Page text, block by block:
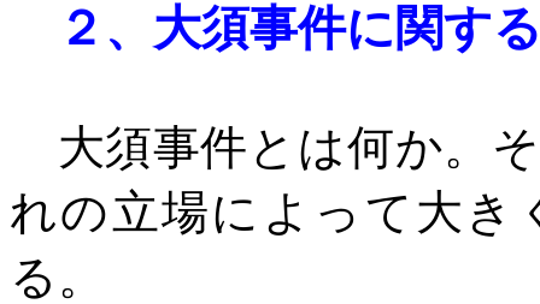
２、 大須事件に関す
大須事件とは何か。
れの立場によって大き
る。